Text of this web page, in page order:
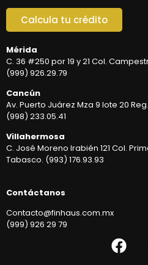
Calcula tu crédito
Mérida
C. 36 #250 por 19 y 21 Col.
(999) 926.29.79
Cancún
Av. Puerto Juárez Mza 9 lote 20
(998) 233.05.41
Villahermosa
C. José Moreno Irabién 121 Col.
Tabasco. (993) 176.93.93
Contáctanos
Contacto@finhaus.com.mx
(999) 926 29 79